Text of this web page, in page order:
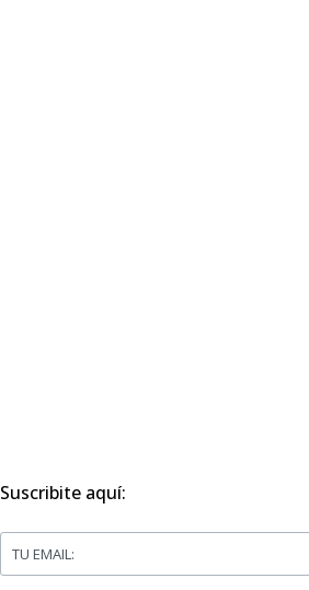
Suscribite aquí: